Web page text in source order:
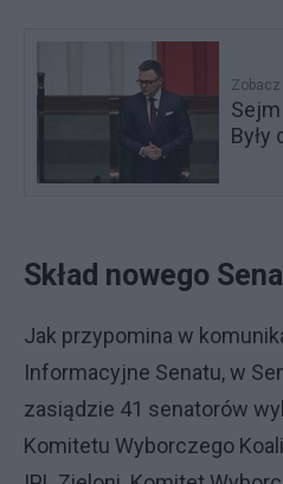
Zobacz
Sejm
Były
Skład nowego
Jak przypomina w
Informacyjne Senatu, w
zasiądzie 41 senatorów
Komitetu Wyborczego